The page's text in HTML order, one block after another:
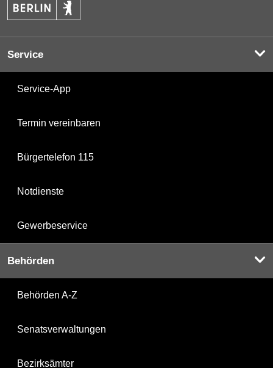
Service
Service-App
Termin vereinbaren
Bürgertelefon 115
Notdienste
Gewerbeservice
Behörden
Behörden A-Z
Senatsverwaltungen
Bezirksämter